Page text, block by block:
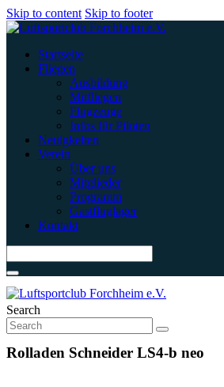
Skip to content Skip to footer
Startseite
Fliegen
Ausbildung
Mitfliegen
Flugzeuge
Infos für Piloten
Neuigkeiten
Verein
Über uns
Mitglieder
Programm
Gastfluglager
Kontakt
Search
Rolladen Schneider LS4-b neo